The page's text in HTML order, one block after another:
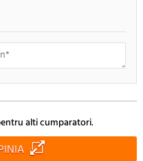
alti cumparatori.